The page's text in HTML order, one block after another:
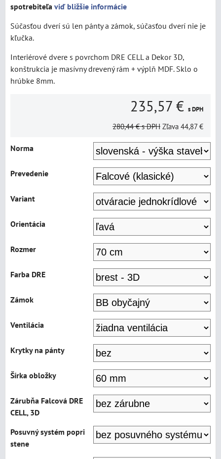
spotrebiteľa viď bližšie informácie
Súčasťou dverí sú len pánty a zámok, súčasťou dverí nie je
kľučka.
Interiérové dvere s povrchom DRE CELL a Dekor 3D,
konštrukcia je masívny drevený rám + výplň MDF. Sklo o
hrúbke 8mm.
235,57 € s DPH
280,44 € s DPH Zľava 44,87 €
Norma
Prevedenie
Variant
Orientácia
Rozmer
Farba DRE
Zámok
Ventilácia
Krytky na pánty
Šírka obložky
Zárubňa Falcová DRE
CELL, 3D
Posuvný systém popri
stene